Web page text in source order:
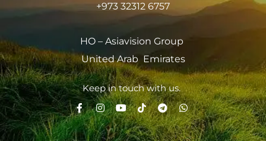
+973 32312 6757
HO – Asiavision Group
United Arab Emirates
Keep in touch with us.